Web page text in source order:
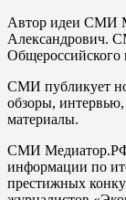
Автор идеи СМИ
Александрович.
Общероссийского
СМИ публикует
обзоры,
материалы.
СМИ Медиатор.РФ
информации по
престижных